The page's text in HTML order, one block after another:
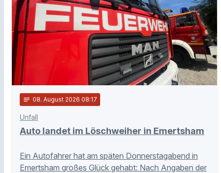
notes 08. August 2026 08:17
Unfall
Auto landet im Löschweiher in Emertsham
Ein Autofahrer hat am späten Donnerstagabend in
Emertsham großes Glück gehabt: Nach Angaben der